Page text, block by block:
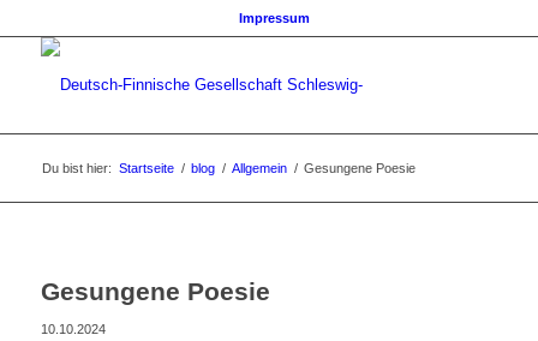
Impressum
Du bist hier: Startseite / blog / Allgemein / Gesungene Poesie
Gesungene Poesie
10.10.2024